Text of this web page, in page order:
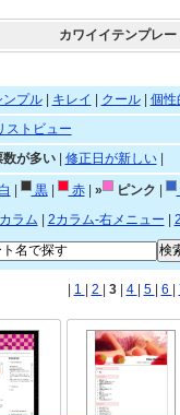
カワイイテンプレー
ンプル| キレイ クール| 個性
ストビュー
数が多い| 修正日が新しい|
黒| 赤| » ピンク
ラム 2カラム-右メニュー
1 2 3 4 5 6